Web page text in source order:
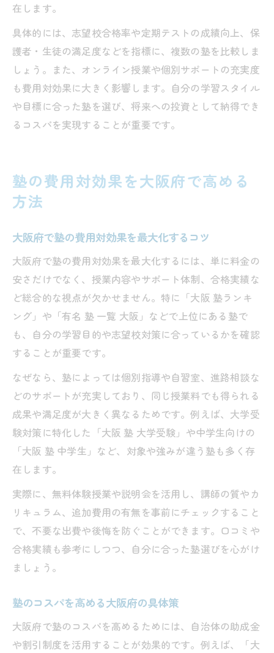
在します。
具体的には、志望校合格率や定期テストの成績向上、保
護者・生徒の満足度などを指標に、複数の塾を比較しま
しょう。また、オンライン授業や個別サポートの充実度
も費用対効果に大きく影響します。自分の学習スタイル
や目標に合った塾を選び、将来への投資として納得でき
るコスパを実現することが重要です。
塾の費用対効果を大阪府で高める
方法
大阪府で塾の費用対効果を最大化するコツ
大阪府で塾の費用対効果を最大化するには、単に料金の
安さだけでなく、授業内容やサポート体制、合格実績な
ど総合的な視点が欠かせません。特に「大阪 塾ランキ
ング」や「有名 塾 一覧 大阪」などで上位にある塾で
も、自分の学習目的や志望校対策に合っているかを確認
することが重要です。
なぜなら、塾によっては個別指導や自習室、進路相談な
どのサポートが充実しており、同じ授業料でも得られる
成果や満足度が大きく異なるためです。例えば、大学受
験対策に特化した「大阪 塾 大学受験」や中学生向けの
「大阪 塾 中学生」など、対象や強みが違う塾も多く存
在します。
実際に、無料体験授業や説明会を活用し、講師の質やカ
リキュラム、追加費用の有無を事前にチェックすること
で、不要な出費や後悔を防ぐことができます。口コミや
合格実績も参考にしつつ、自分に合った塾選びを心がけ
ましょう。
塾のコスパを高める大阪府の具体策
大阪府で塾のコスパを高めるためには、自治体の助成金
や割引制度を活用することが効果的です。例えば、「大